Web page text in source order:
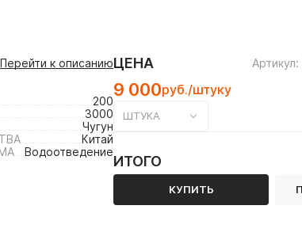
Перейти к описанию
200
3000
Чугун
Китай
Водоотведение
ЦЕНА
9 000руб./штуку
ШТУКА
ИТОГО
КУПИТЬ